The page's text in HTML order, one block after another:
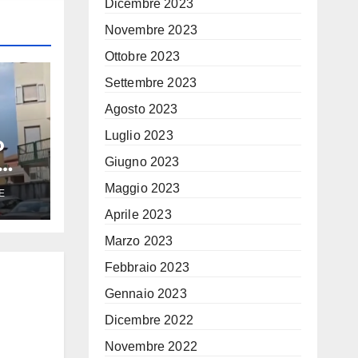
Dicembre 2023
Novembre 2023
Ottobre 2023
Settembre 2023
Agosto 2023
Luglio 2023
Giugno 2023
Maggio 2023
Aprile 2023
Marzo 2023
Febbraio 2023
Gennaio 2023
Dicembre 2022
Novembre 2022